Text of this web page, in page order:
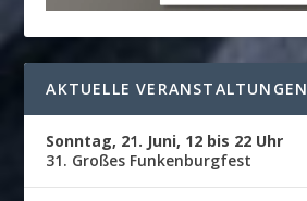
AKTUELLE VERANSTALTUNGEN
Sonntag, 21. Juni, 12 bis 22 Uhr
31. Großes Funkenburgfest